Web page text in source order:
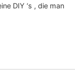
DIY ‘s , die man